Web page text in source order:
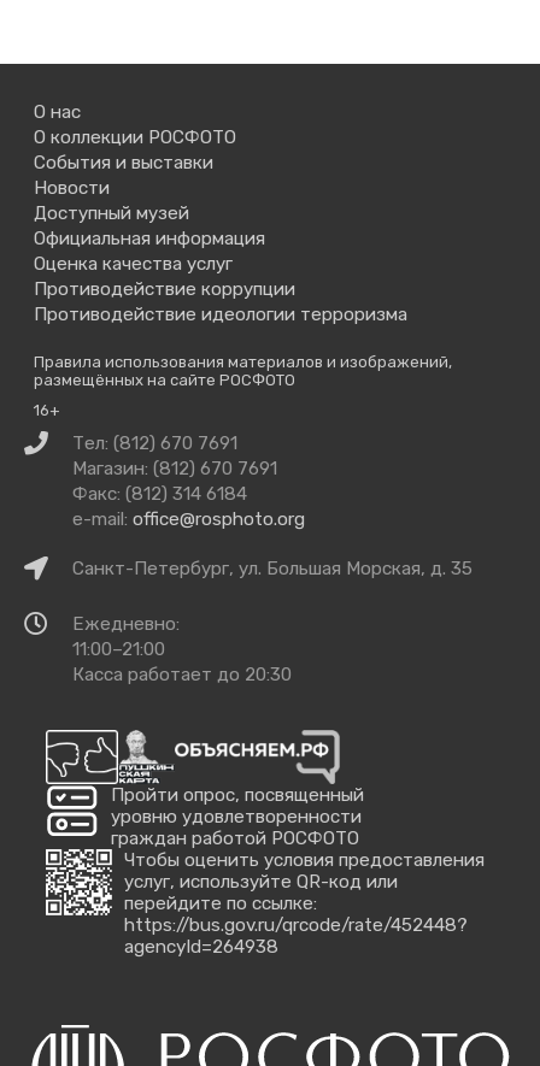
О нас
О коллекции РОСФОТО
События и выставки
Новости
Доступный музей
Официальная информация
Оценка качества услуг
Противодействие коррупции
Противодействие идеологии терроризма
Правила использования материалов и изображений,
размещённых на сайте РОСФОТО
16+
Связаться
нами
Тел: (812) 670 7691
Магазин: (812) 670 7691
Факс: (812) 314 6184
e-mail: office@rosphoto.org
КакСанкт-Петербург, ул. Большая Морская, д. 35
Время
работы
Ежедневно:
11:00–21:00
Касса работает до 20:30
Пройти опрос, посвященный
уровню удовлетворенности
граждан работой РОСФОТО
Чтобы оценить условия предоставления
услуг, используйте QR-код или
перейдите по ссылке:
https://bus.gov.ru/qrcode/rate/452448?
agencyId=264938